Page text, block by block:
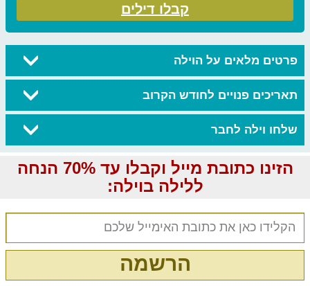
קבלו דילים
פרטים מלאים על הוילה
תאריכים פנויים לחודש הקרוב
שלחו וילה לחבר
הזינו כתובת מייל וקבלו עד 70% הנחה
ללילה בוילה:
הרשמה